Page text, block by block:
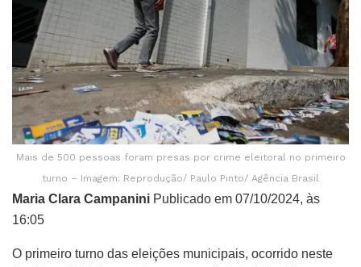
Mais de 500 pessoas foram presas por crime eleitoral no primeiro
turno – Imagem: Reprodução/ Paulo Pinto/ Agência Brasil
Maria Clara Campanini Publicado em 07/10/2024, às
16:05
O primeiro turno das eleições municipais, ocorrido neste